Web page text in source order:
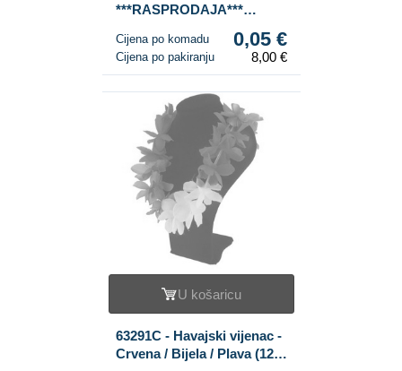
***RASPRODAJA***
HOLLAND U DISPLAYU
(160 kom.)
Cijena po komadu 0,05 €
Cijena po pakiranju 8,00 €
U košaricu
63291C - Havajski vijenac -
Crvena / Bijela / Plava (12